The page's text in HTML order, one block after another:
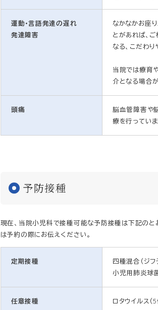
運動・言語発達の遅れ
発達障害
なかなかお座
とがあれば、
なる、こだわ
当院では療育
介となる場合
頭痛
脳血管障害や
療を行っていま
予防接種
現在、当院小児科で接種可能な予防接種は下記のと
は予約の際にお伝えください。
定期接種
四種混合（ジフ
小児用肺炎球
任意接種 ロタウイルス（